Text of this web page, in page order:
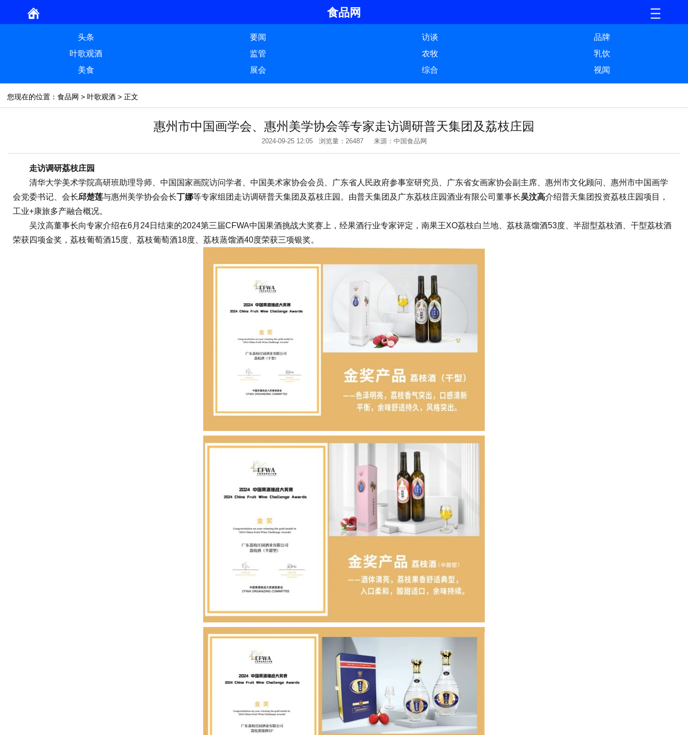
食品网
头条 要闻 访谈
品牌
叶歌观酒
监管 农牧
乳饮
美食
展会 综合 视闻
您现在的位置： 食品网 > 叶歌观酒 > 正文
惠州市中国画学会、惠州美学协会等专家走访调研普天集团及荔枝庄园
2024-09-25 12:05 浏览量：26487 来源：中国食品网
走访调研荔枝庄园
清华大学美术学院高研班助理导师、中国国家画院访问学者、中国美术家协会会员、广东省人民政府参事室研究员、广东省女画家协会副主席、惠州市文化顾问、惠州市中国画学
会党委书记、会长邱楚莲与惠州美学协会会长丁娜等专家组团走访调研普天集团及荔枝庄园。由普天集团及广东荔枝庄园酒业有限公司董事长吴汶高介绍普天集团投资荔枝庄园项目，
工业+康旅多产融合概况。
吴汶高董事长向专家介绍在6月24日结束的2024第三届CFWA中国果酒挑战大奖赛上，经果酒行业专家评定，南果王XO荔枝白兰地、荔枝蒸馏酒53度、半甜型荔枝酒、干型荔枝酒
荣获四项金奖，荔枝葡萄酒15度、荔枝葡萄酒18度、荔枝蒸馏酒40度荣获三项银奖。